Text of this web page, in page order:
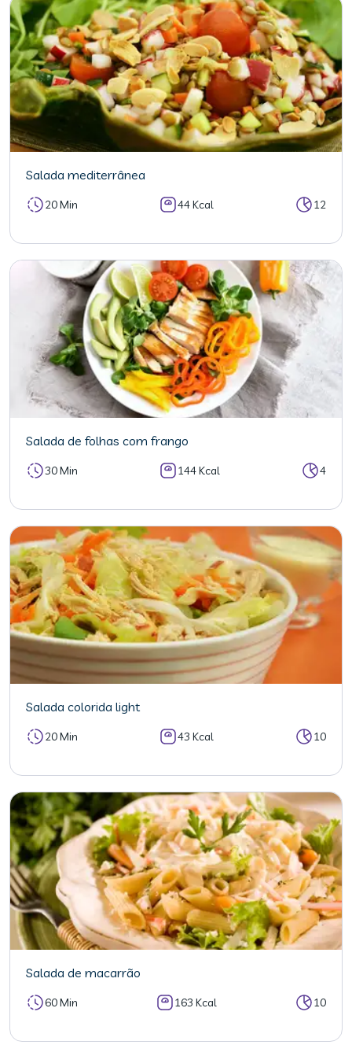
Salada mediterrânea
20 Min 44 Kcal 12
Salada de folhas com frango
30 Min 144 Kcal 4
Salada colorida light
20 Min 43 Kcal 10
Salada de macarrão
60 Min 163 Kcal 10